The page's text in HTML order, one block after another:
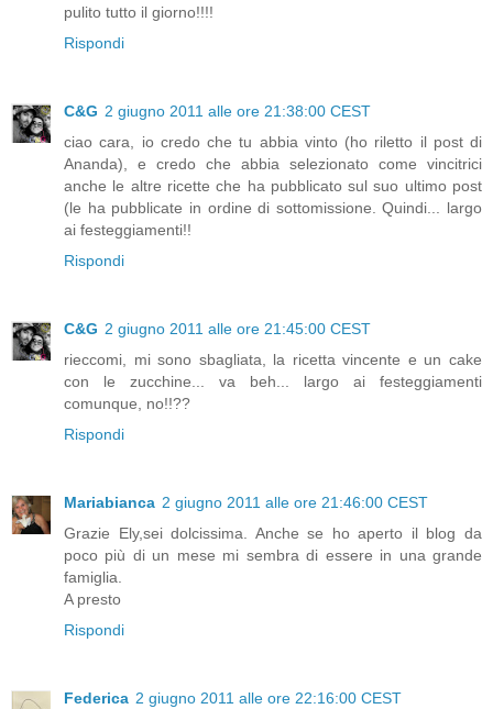
pulito tutto il giorno!!!!
Rispondi
C&G 2 giugno 2011 alle ore 21:38:00 CEST
ciao cara, io credo che tu abbia vinto (ho riletto il post di
Ananda), e credo che abbia selezionato come vincitrici
anche le altre ricette che ha pubblicato sul suo ultimo post
(le ha pubblicate in ordine di sottomissione. Quindi... largo
ai festeggiamenti!!
Rispondi
C&G 2 giugno 2011 alle ore 21:45:00 CEST
rieccomi, mi sono sbagliata, la ricetta vincente e un cake
con le zucchine... va beh... largo ai festeggiamenti
comunque, no!!??
Rispondi
Mariabianca 2 giugno 2011 alle ore 21:46:00 CEST
Grazie Ely,sei dolcissima. Anche se ho aperto il blog da
poco più di un mese mi sembra di essere in una grande
famiglia.
A presto
Rispondi
Federica 2 giugno 2011 alle ore 22:16:00 CEST